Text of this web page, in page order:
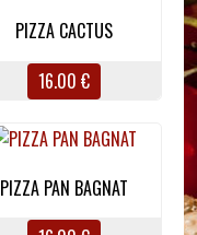
PIZZA CACTUS
16.00 €
PIZZA PAN BAGNAT